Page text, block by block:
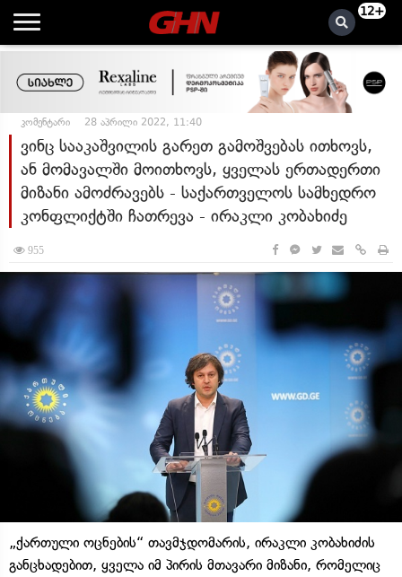
12+
კომენტარი 28 აპრილი 2022, 11:40
ვინც სააკაშვილის გარეთ გამოშვებას ითხოვს,
ან მომავალში მოითხოვს, ყველას ერთადერთი
მიზანი ამოძრავებს - საქართველოს სამხედრო
კონფლიქტში ჩათრევა - ირაკლი კობახიძე
955
„ქართული ოცნების“ თავმჯდომარის, ირაკლი კობახიძის
განცხადებით, ყველა იმ პირის მთავარი მიზანი, რომელიც